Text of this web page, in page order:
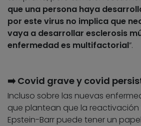
que una persona haya
por este virus no implica que
vaya a desarrollar esclerosis
enfermedad es multifactorial”.
➡️ Covid grave y covid
Incluso sobre las nuevas
que plantean que la reactivación
Epstein-Barr puede tener un